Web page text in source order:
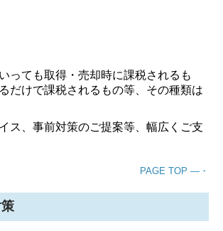
っても取得・売却時に課税されるも
だけで課税されるもの等、その種類は
ス、事前対策のご提案等、幅広くご支
PAGE TOP ―・